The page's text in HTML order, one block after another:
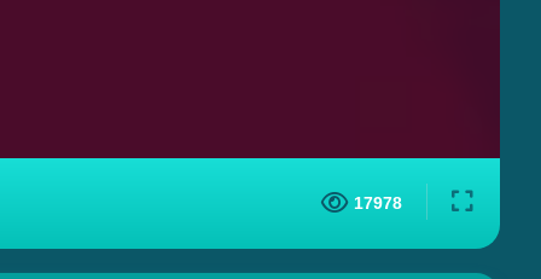
17978